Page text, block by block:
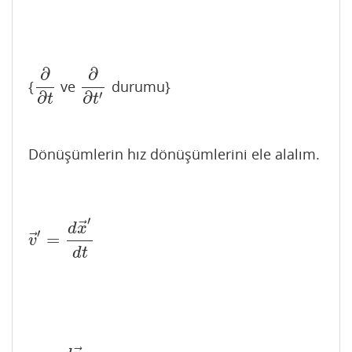
{
∂
∂t
∂∂t ve
∂
∂t′
∂∂t′ durumu}
Dönüşümlerin hız dönüşümlerini ele alalım.
v⃗
′ =
dx⃗′
dt
v→′= dx→′